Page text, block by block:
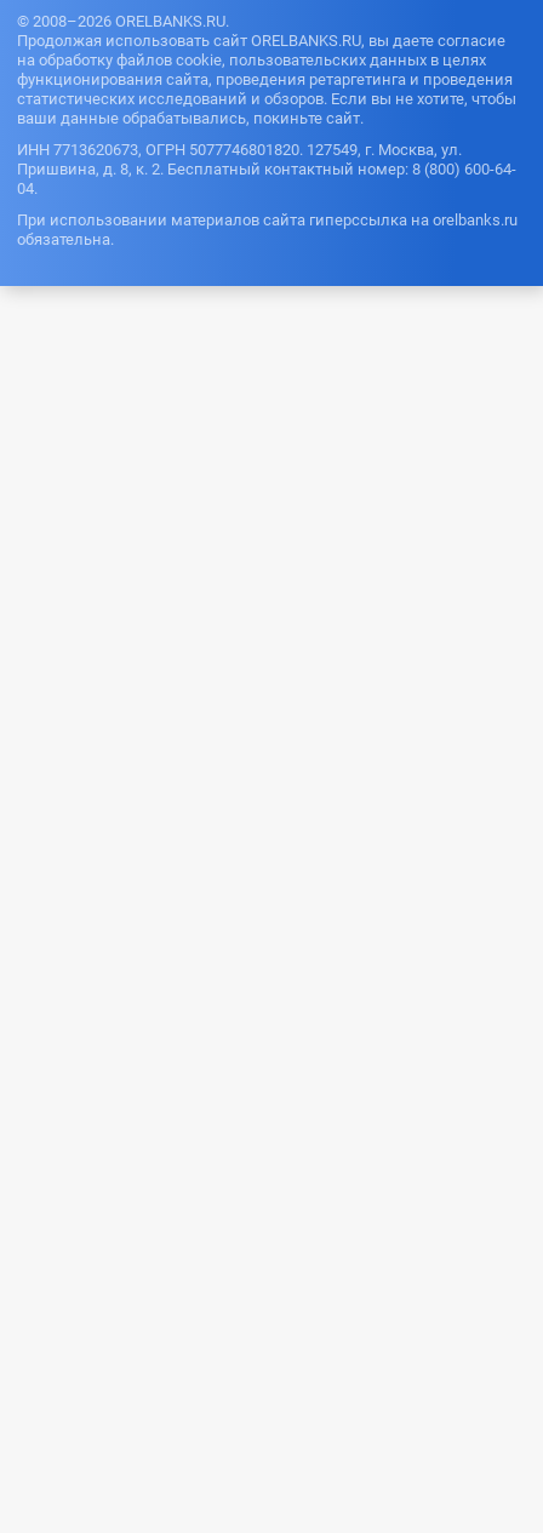
© 2008–2026 ORELBANKS.RU.
Продолжая использовать сайт ORELBANKS.RU, вы даете согласие
на обработку файлов cookie, пользовательских данных в целях
функционирования сайта, проведения ретаргетинга и проведения
статистических исследований и обзоров. Если вы не хотите, чтобы
ваши данные обрабатывались, покиньте сайт.
ИНН 7713620673, ОГРН 5077746801820. 127549, г. Москва, ул.
Пришвина, д. 8, к. 2. Бесплатный контактный номер: 8 (800) 600-64-
04.
При использовании материалов сайта гиперссылка на orelbanks.ru
обязательна.